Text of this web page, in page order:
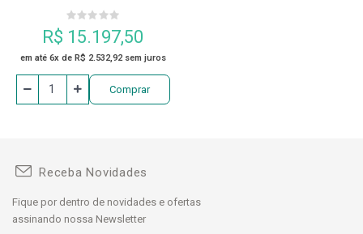
R$ 15.197,50
em até 6x de R$ 2.532,92 sem juros
Comprar
Receba Novidades
Fique por dentro de novidades e ofertas
assinando nossa Newsletter